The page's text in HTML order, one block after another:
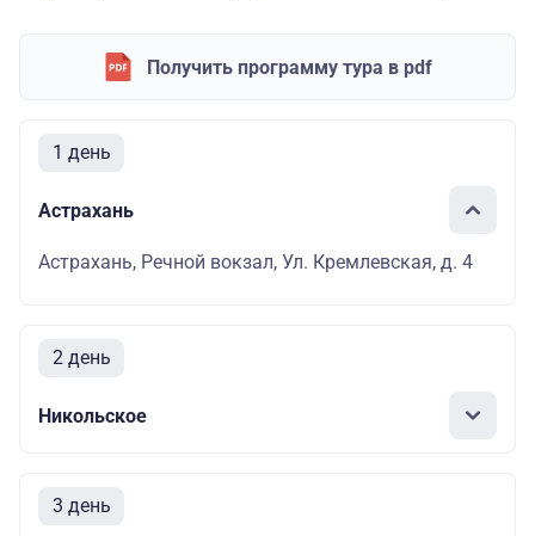
Получить программу тура в pdf
1 день
Астрахань
Астрахань, Речной вокзал, Ул. Кремлевская, д. 4
2 день
Никольское
3 день